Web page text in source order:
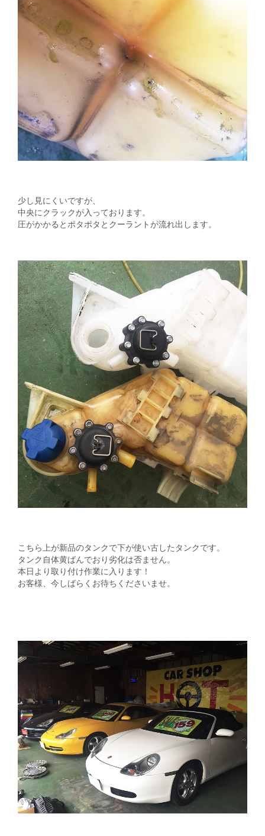
少し見にくいですが、
中央にクラックが入っております。
圧がかかるとポタポタとクーラントが流れ出します。
こちら上が新品のタンクで下が使い古したタンクです。
タンク自体黄ばんでおり劣化は否ません。
本日より取り付け作業に入ります！
お客様、今しばらくお待ちくださいませ。